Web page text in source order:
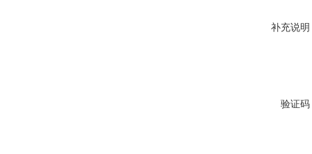
补充说明
验证码